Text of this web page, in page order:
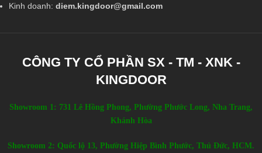
Kinh doanh: diem.kingdoor@gmail.com
CÔNG TY CỔ PHẦN SX - TM - XNK -
KINGDOOR
Showroom 1: 731 Lê Hồng Phong, Phường Phước Long, Nha Trang,
Khánh Hòa
Showroom 2: Quốc lộ 13, Phường Hiệp Bình Phước, Thủ Đức, HCM.